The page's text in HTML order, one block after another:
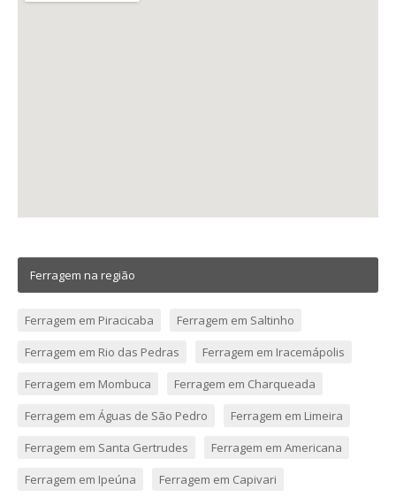
Ferragem na região
Ferragem em Piracicaba
Ferragem em Saltinho
Ferragem em Rio das Pedras
Ferragem em Iracemápolis
Ferragem em Mombuca
Ferragem em Charqueada
Ferragem em Águas de São Pedro
Ferragem em Limeira
Ferragem em Santa Gertrudes
Ferragem em Americana
Ferragem em Ipeúna
Ferragem em Capivari